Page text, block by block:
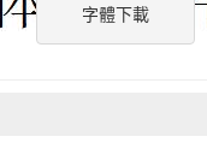
字體下載